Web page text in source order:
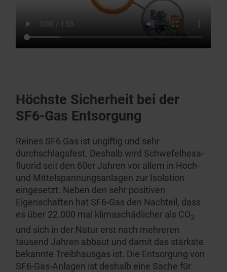
Höchste Sicherheit bei der
SF6-Gas Entsorgung
Reines SF6 Gas ist ungiftig und sehr
durchschlagsfest. Deshalb wird Schwefel­hexa­
fluorid seit den 60er Jahren vor allem in Hoch-
und Mittel­span­nungs­anlagen zur Isolation
eingesetzt. Neben den sehr positiven
Eigenschaften hat SF6-Gas den Nachteil, dass
es über 22.000 mal klimaschäd­licher als CO2
und sich in der Natur erst nach mehreren
tausend Jahren abbaut und damit das stärkste
bekannte Treibhausgas ist. Die Entsorgung von
SF6-Gas-Anlagen ist deshalb eine Sache für